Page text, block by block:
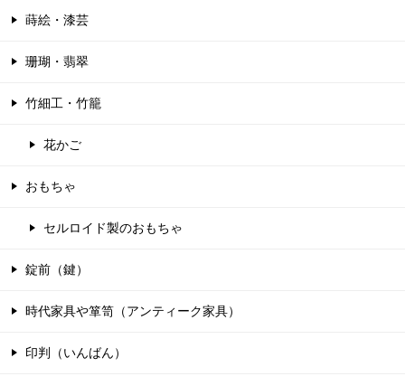
蒔絵・漆芸
珊瑚・翡翠
竹細工・竹籠
花かご
おもちゃ
セルロイド製のおもちゃ
錠前（鍵）
時代家具や箪笥（アンティーク家具）
印判（いんばん）